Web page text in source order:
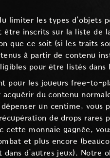
limiter les types d’objets
inscrits sur la liste de
que ce soit (si les traits
à partir de contenu
pour être listés dans
pour les joueurs free-to-
du contenu
un centime, vous
de drops rares
cette monnaie gagnée,
et plus encore
d’autres jeux). Notre